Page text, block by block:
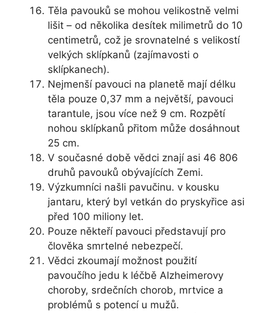
Těla pavouků se mohou velikostně velmi
lišit – od několika desítek milimetrů do 10
centimetrů, což je srovnatelné s velikostí
velkých sklípkanů (zajímavosti o
sklípkanech).
Nejmenší pavouci na planetě mají délku
těla pouze 0,37 mm a největší, pavouci
tarantule, jsou více než 9 cm. Rozpětí
nohou sklípkanů přitom může dosáhnout
25 cm.
V současné době vědci znají asi 46 806
druhů pavouků obývajících Zemi.
Výzkumníci našli pavučinu. v kousku
jantaru, který byl vetkán do pryskyřice asi
před 100 miliony let.
Pouze někteří pavouci představují pro
člověka smrtelné nebezpečí.
Vědci zkoumají možnost použití
pavoučího jedu k léčbě Alzheimerovy
choroby, srdečních chorob, mrtvice a
problémů s potencí u mužů.